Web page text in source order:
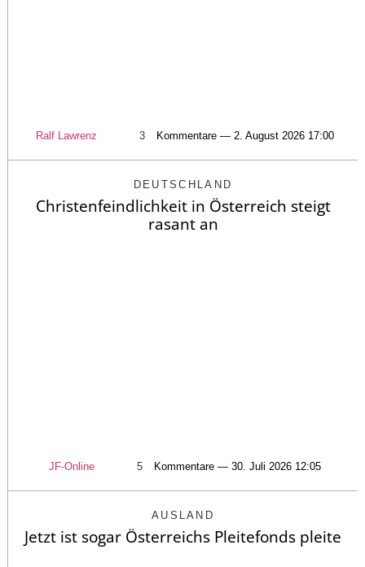
Ralf Lawrenz 3 Kommentare — 2. August 2026 17:00
DEUTSCHLAND
Christenfeindlichkeit in Österreich steigt
rasant an
JF-Online 5 Kommentare — 30. Juli 2026 12:05
AUSLAND
Jetzt ist sogar Österreichs Pleitefonds pleite